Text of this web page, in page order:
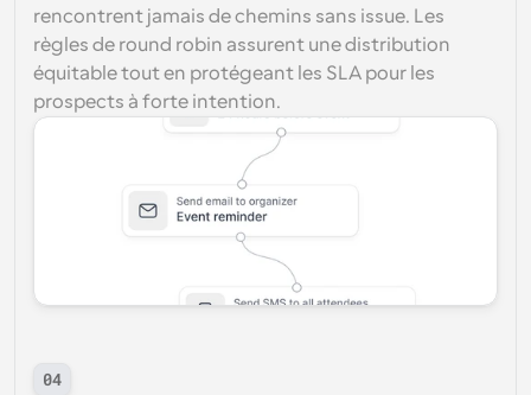
rencontrent jamais de chemins sans issue. Les
règles de round robin assurent une distribution
équitable tout en protégeant les SLA pour les
prospects à forte intention.
04